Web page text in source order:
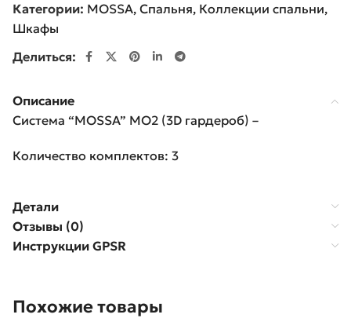
Категории: MOSSA, Спальня, Коллекции спальни,
Шкафы
Делиться:
Описание
Система “MOSSA” MO2 (3D гардероб) –
Количество комплектов: 3
Детали
Отзывы (0)
Инструкции GPSR
Похожие товары